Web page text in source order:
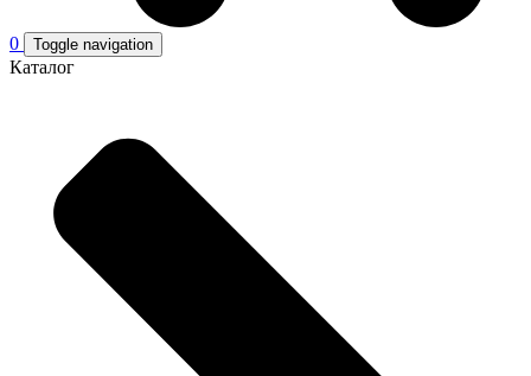
0 Toggle navigation
Каталог